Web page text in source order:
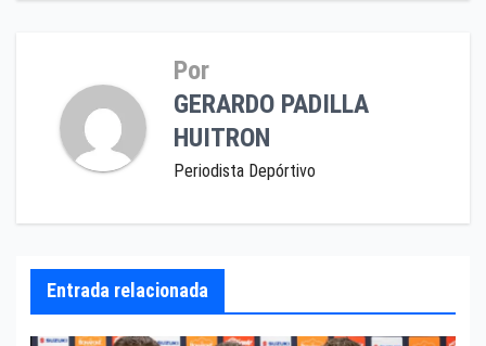
Por
GERARDO PADILLA
HUITRON
Periodista Depórtivo
Entrada relacionada